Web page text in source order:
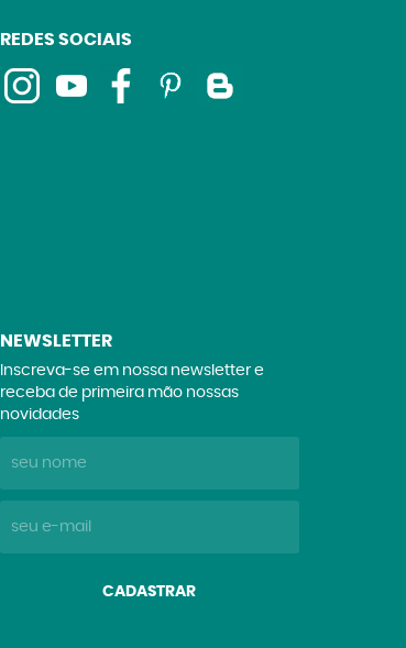
REDES SOCIAIS
NEWSLETTER
Inscreva-se em nossa newsletter e
receba de primeira mão nossas
novidades
CADASTRAR